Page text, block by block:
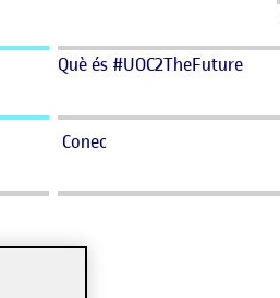
Què és #UOC2TheFuture
Conec